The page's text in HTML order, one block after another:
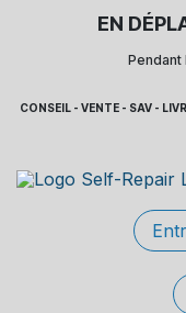
EN
Pendant
CONSEIL - VENTE - SAV -